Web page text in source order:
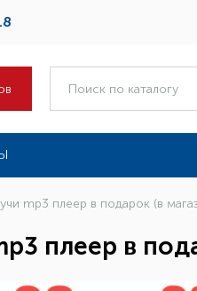
mp3 плеер в подарок (в
плеер в